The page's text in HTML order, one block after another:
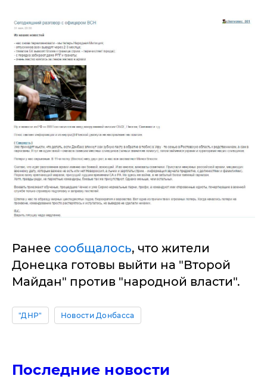
Ранее сообщалось, что жители
Донецка готовы выйти на "Второй
Майдан" против "народной власти".
"ДНР" Новости Донбасса
Последние новости